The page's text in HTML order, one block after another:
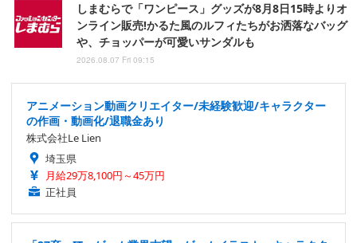
しまむらで「ワンピース」グッズが8月8日15時よりオ
ンライン販売!かるた風のルフィたちがお洒落なバッグ
や、チョッパーが可愛いサンダルも
2026.08.07 Fri 09:15
アニメーション動画クリエイター/未経験歓迎/キャラクター
の作画・動画化/退職金あり
株式会社Le Lien
埼玉県
月給29万8,100円～45万円
正社員